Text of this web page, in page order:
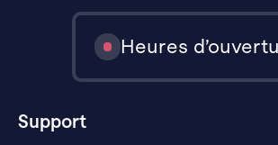
Heures
Support